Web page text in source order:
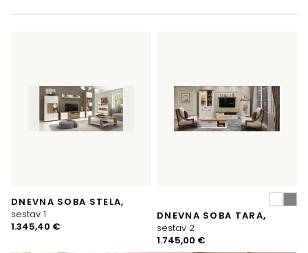
DNEVNA SOBA STELA,
sestav 1
1.345,40 €
DNEVNA SOBA TARA,
sestav 2
1.745,00 €